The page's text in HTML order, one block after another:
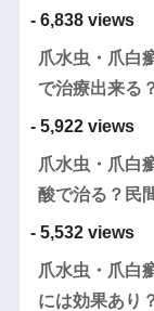
- 6,838 views
爪水虫・爪白
で治療出来る
- 5,922 views
爪水虫・爪白
酸で治る？民
- 5,532 views
爪水虫・爪白
には効果あり